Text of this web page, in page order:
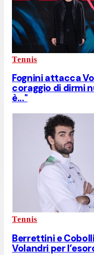
Tennis
Fognini attacca
coraggio di dirmi
è..."
Tennis
Berrettini e
Volandri per